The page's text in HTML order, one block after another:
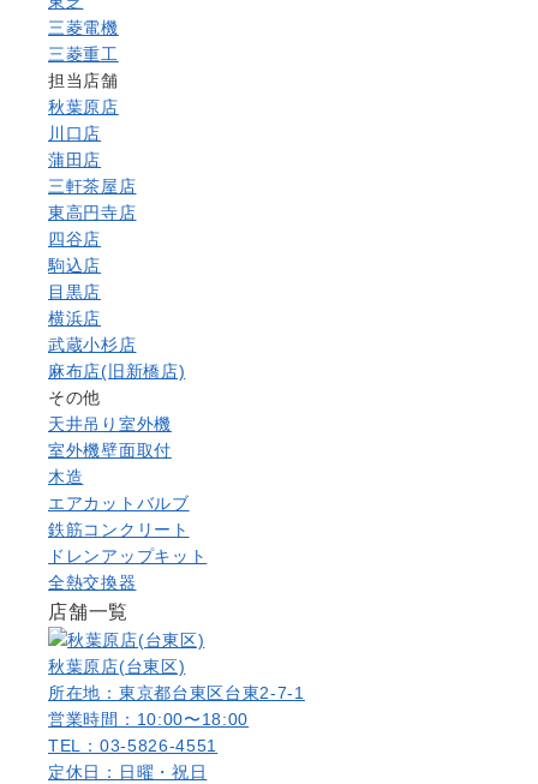
三菱電機
三菱重工
担当店舗
秋葉原店
川口店
蒲田店
三軒茶屋店
東高円寺店
四谷店
駒込店
目黒店
横浜店
武蔵小杉店
麻布店(旧新橋店)
その他
天井吊り室外機
室外機壁面取付
木造
エアカットバルブ
鉄筋コンクリート
ドレンアップキット
全熱交換器
店舗一覧
秋葉原店(台東区)
所在地：東京都台東区台東2-7-1
営業時間：10:00〜18:00
TEL：03-5826-4551
定休日：日曜・祝日